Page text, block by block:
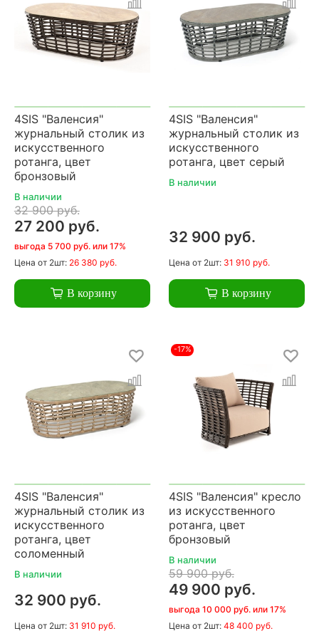
4SIS "Валенсия"
журнальный столик из
искусственного
ротанга, цвет
бронзовый
В наличии
32 900 руб.
27 200 руб.
выгода 5 700 руб. или 17%
Цена от 2шт: 26 380 руб.
В корзину
4SIS "Валенсия"
журнальный столик из
искусственного
ротанга, цвет серый
В наличии
32 900 руб.
Цена от 2шт: 31 910 руб.
В корзину
4SIS "Валенсия"
журнальный столик из
искусственного
ротанга, цвет
соломенный
В наличии
32 900 руб.
Цена от 2шт: 31 910 руб.
-17%
4SIS "Валенсия" кресло
из искусственного
ротанга, цвет
бронзовый
В наличии
59 900 руб.
49 900 руб.
выгода 10 000 руб. или 17%
Цена от 2шт: 48 400 руб.